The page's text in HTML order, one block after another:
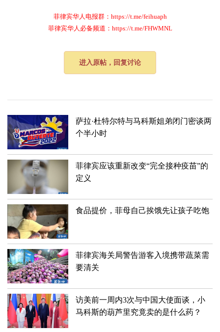
菲律宾华人电报群：https://t.me/feihuaph
菲律宾华人必备频道：https://t.me/FHWMNL
进入原帖，回复讨论
萨拉·杜特尔特与马科斯姐弟闭门密谈两
个半小时
​菲律宾应该重新改变“完全接种疫苗”的
定义
食品提价，菲母自己挨饿先让孩子吃饱
​菲律宾海关局警告游客入境携带蔬菜需
要清关
访美前一周内3次与中国大使面谈，小
马科斯的葫芦里究竟卖的是什么药？